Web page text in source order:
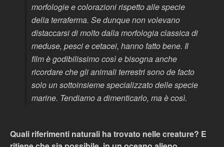
morfologie e colorazioni rispetto alle specie
della terraferma. Se dunque non volevano
distaccarsi di molto dalla morfologia classica di
meduse, pesci e cetacei, hanno fatto bene. Il
film è godibilissimo così e bisogna anche
ricordare che gli animali terrestri sonode facto
solo un sottoinsieme specializzato delle specie
marine. Tendiamo a dimenticarlo, ma è così.
Quali riferimenti naturali ha trovato nelle creature? E